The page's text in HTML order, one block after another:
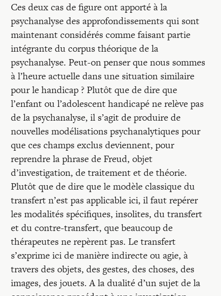
Ces deux cas de figure ont apporté à la
psychanalyse des approfondissements qui sont
maintenant considérés comme faisant partie
intégrante du corpus théorique de la
psychanalyse. Peut-on penser que nous sommes
à l’heure actuelle dans une situation similaire
pour le handicap ? Plutôt que de dire que
l’enfant ou l’adolescent handicapé ne relève pas
de la psychanalyse, il s’agit de produire de
nouvelles modélisations psychanalytiques pour
que ces champs exclus deviennent, pour
reprendre la phrase de Freud, objet
d’investigation, de traitement et de théorie.
Plutôt que de dire que le modèle classique du
transfert n’est pas applicable ici, il faut repérer
les modalités spécifiques, insolites, du transfert
et du contre-transfert, que beaucoup de
thérapeutes ne repèrent pas. Le transfert
s’exprime ici de manière indirecte ou agie, à
travers des objets, des gestes, des choses, des
images, des jouets. A la dualité d’un sujet de la